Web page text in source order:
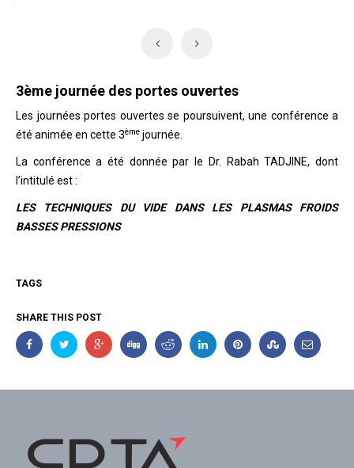
3ème journée des portes ouvertes
Les journées portes ouvertes se poursuivent, une conférence a
été animée en cette 3ème journée.
La conférence a été donnée par le Dr. Rabah TADJINE, dont
l’intitulé est :
LES TECHNIQUES DU VIDE DANS LES PLASMAS FROIDS
BASSES PRESSIONS
TAGS
SHARE THIS POST